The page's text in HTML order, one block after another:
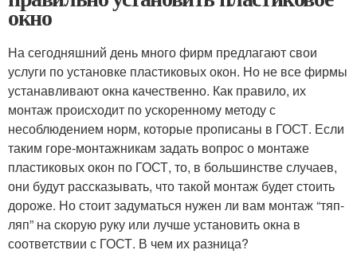
окно
На сегодняшний день много фирм предлагают свои
услуги по установке пластиковых окон. Но не все фирмы
устанавливают окна качественно. Как правило, их
монтаж происходит по ускоренному методу с
несоблюдением норм, которые прописаны в ГОСТ. Если
таким горе-монтажникам задать вопрос о монтаже
пластиковых окон по ГОСТ, то, в большинстве случаев,
они будут рассказывать, что такой монтаж будет стоить
дороже. Но стоит задуматься нужен ли вам монтаж “тяп-
ляп” на скорую руку или лучше установить окна в
соответствии с ГОСТ. В чем их разница?